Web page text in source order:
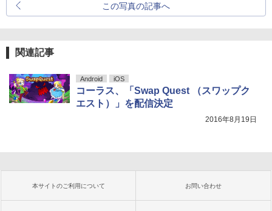
この写真の記事へ
関連記事
Android iOS
コーラス、「Swap Quest （スワップク
エスト）」を配信決定
2016年8月19日
本サイトのご利用について お問い合わせ